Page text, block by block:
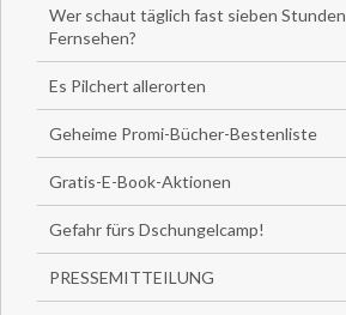
Wer schaut täglich fast sieben Stunden
Fernsehen?
Es Pilchert allerorten
Geheime Promi-Bücher-Bestenliste
Gratis-E-Book-Aktionen
Gefahr fürs Dschungelcamp!
PRESSEMITTEILUNG